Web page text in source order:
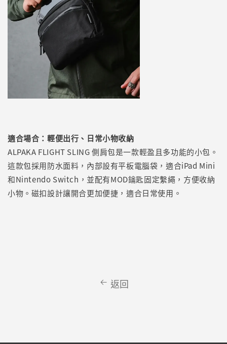
適合場合：輕便出行、日常小物收納
ALPAKA FLIGHT SLING 側肩包是一款輕盈且多功能的小包。
這款包採用防水面料，內部設有平板電腦袋，適合iPad Mini
和Nintendo Switch，並配有MOD鑰匙固定繫繩，方便收納
小物。磁扣設計讓開合更加便捷，適合日常使用。
返回